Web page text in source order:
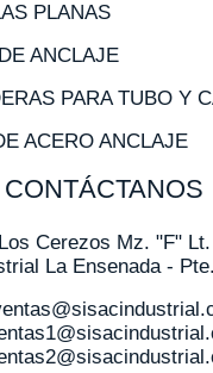
PLANAS
ANCLAJE
PARA TUBO Y
ACERO ANCLAJE
CONTÁCTANOS
Cerezos Mz. "F"
La Ensenada -